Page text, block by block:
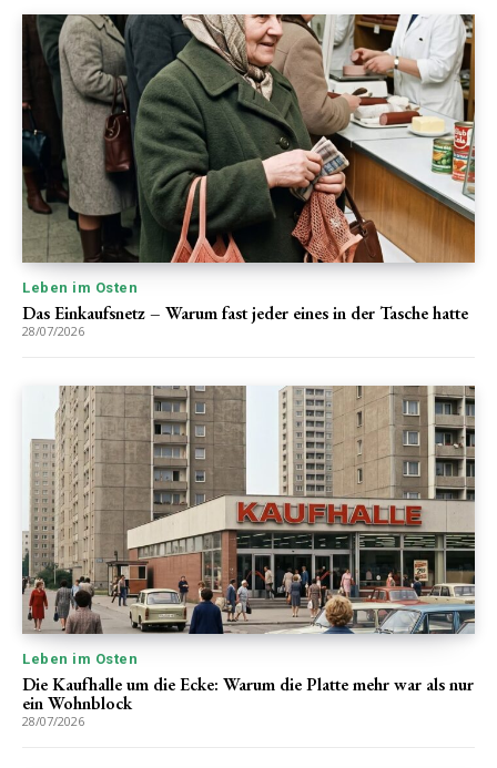
Leben im Osten
Das Einkaufsnetz – Warum fast jeder eines in der Tasche hatte
28/07/2026
Leben im Osten
Die Kaufhalle um die Ecke: Warum die Platte mehr war als nur
ein Wohnblock
28/07/2026